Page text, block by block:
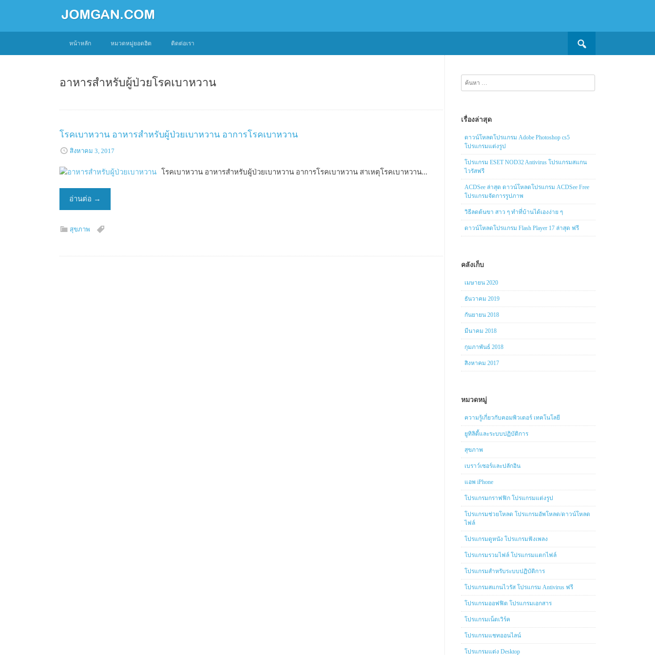
SKIP
หน้าหลัก หมวดหมู่ยอดฮิต ติดต่อเรา
อาหารสำหรับผู้ป่วยโรคเบาหวาน
โรคเบาหวาน อาหารสําหรับผู้ป่วยเบาหวาน อาการโรคเบาหวาน
สิงหาคม 3, 2017
โรคเบาหวาน อาหารสําหรับผู้ป่วยเบาหวาน อาการโรคเบาหวาน สาเหตุโรคเบาหวาน...
อ่านต่อ →
สุขภาพ
ค้นหา
เรื่องล่าสุด
ดาวน์โหลดโปรแกรม Adobe Photoshop cs5
โปรแกรมแต่งรูป
โปรแกรม ESET NOD32 Antivirus โปรแกรมสแกน
ไวรัสฟรี
ACDSee ล่าสุด ดาวน์โหลดโปรแกรม ACDSee Free
โปรแกรมจัดการรูปภาพ
วิธีลดต้นขา สาว ๆ ทำที่บ้านได้เองง่าย ๆ
ดาวน์โหลดโปรแกรม Flash Player 17 ล่าสุด ฟรี
คลังเก็บ
เมษายน 2020
ธันวาคม 2019
กันยายน 2018
มีนาคม 2018
กุมภาพันธ์ 2018
สิงหาคม 2017
หมวดหมู่
ความรู้เกี่ยวกับคอมพิวเตอร์ เทคโนโลยี
ยูทิลิตี้และระบบปฏิบัติการ
สุขภาพ
เบราว์เซอร์และปลักอิน
แอพ iPhone
โปรแกรมกราฟฟิก โปรแกรมแต่งรูป
โปรแกรมช่วยโหลด โปรแกรมอัพโหลด/ดาวน์โหลด
ไฟล์
โปรแกรมดูหนัง โปรแกรมฟังเพลง
โปรแกรมรวมไฟล์ โปรแกรมแตกไฟล์
โปรแกรมสำหรับระบบปฏิบัติการ
โปรแกรมสแกนไวรัส โปรแกรม Antivirus ฟรี
โปรแกรมออฟฟิต โปรแกรมเอกสาร
โปรแกรมเน็ตเวิร์ค
โปรแกรมแชทออนไลน์
โปรแกรมแต่ง Desktop